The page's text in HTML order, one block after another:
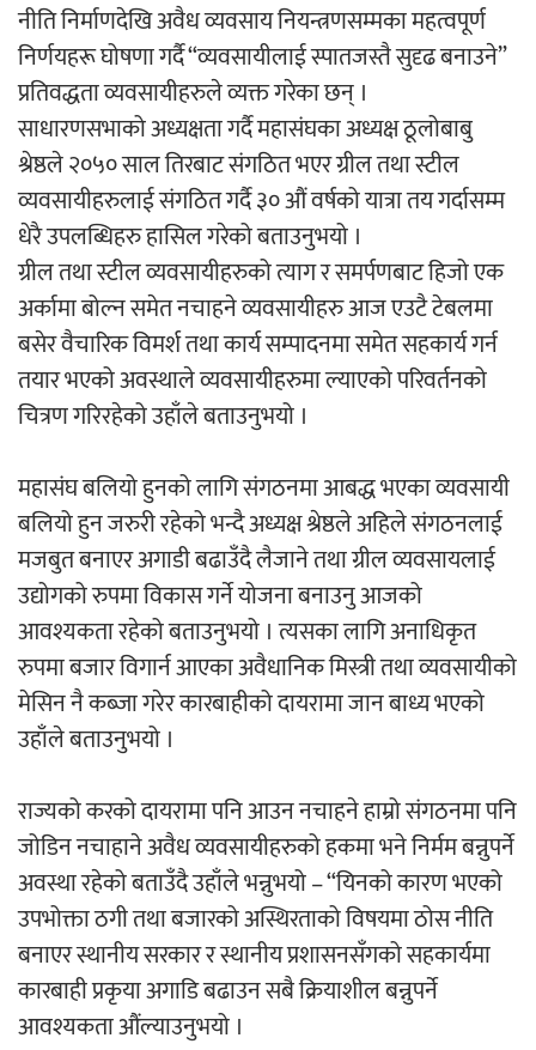
चलचित्र ‘माया भनेकै यस्तो होला’को शीर्ष गीत
सार्वजनिक
नीति निर्माणदेखि अवैध व्यवसाय नियन्त्रणसम्मका महत्वपूर्ण
निर्णयहरू घोषणा गर्दै “व्यवसायीलाई स्पातजस्तै सुदृढ बनाउने”
प्रतिवद्धता व्यवसायीहरुले व्यक्त गरेका छन् ।
साधारणसभाको अध्यक्षता गर्दै महासंघका अध्यक्ष ठूलोबाबु
श्रेष्ठले २०५० साल तिरबाट संगठित भएर ग्रील तथा स्टील
व्यवसायीहरुलाई संगठित गर्दै ३० औं वर्षको यात्रा तय गर्दासम्म
धेरै उपलब्धिहरु हासिल गरेको बताउनुभयो ।
ग्रील तथा स्टील व्यवसायीहरुको त्याग र समर्पणबाट हिजो एक
अर्कामा बोल्न समेत नचाहने व्यवसायीहरु आज एउटै टेबलमा
बसेर वैचारिक विमर्श तथा कार्य सम्पादनमा समेत सहकार्य गर्न
तयार भएको अवस्थाले व्यवसायीहरुमा ल्याएको परिवर्तनको
चित्रण गरिरहेको उहाँले बताउनुभयो ।
महासंघ बलियो हुनको लागि संगठनमा आबद्ध भएका व्यवसायी
बलियो हुन जरुरी रहेको भन्दै अध्यक्ष श्रेष्ठले अहिले संगठनलाई
मजबुत बनाएर अगाडी बढाउँदै लैजाने तथा ग्रील व्यवसायलाई
उद्योगको रुपमा विकास गर्ने योजना बनाउनु आजको
आवश्यकता रहेको बताउनुभयो । त्यसका लागि अनाधिकृत
रुपमा बजार विगार्न आएका अवैधानिक मिस्त्री तथा व्यवसायीको
मेसिन नै कब्जा गरेर कारबाहीको दायरामा जान बाध्य भएको
उहाँले बताउनुभयो ।
राज्यको करको दायरामा पनि आउन नचाहने हाम्रो संगठनमा पनि
जोडिन नचाहाने अवैध व्यवसायीहरुको हकमा भने निर्मम बन्नुपर्ने
अवस्था रहेको बताउँदै उहाँले भन्नुभयो – “यिनको कारण भएको
उपभोक्ता ठगी तथा बजारको अस्थिरताको विषयमा ठोस नीति
बनाएर स्थानीय सरकार र स्थानीय प्रशासनसँगको सहकार्यमा
कारबाही प्रकृया अगाडि बढाउन सबै क्रियाशील बन्नुपर्ने
आवश्यकता औंल्याउनुभयो ।